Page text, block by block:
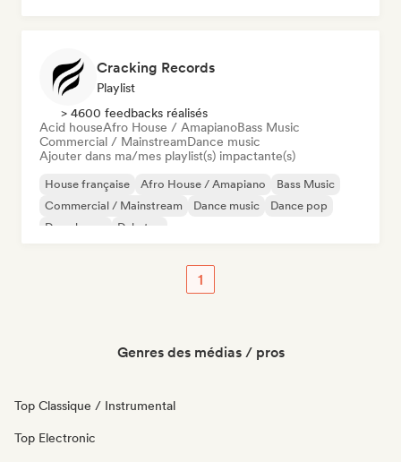
Cracking Records
Playlist
> 4600 feedbacks réalisés
Acid houseAfro House / AmapianoBass Music
Commercial / MainstreamDance music
Ajouter dans ma/mes playlist(s) impactante(s)
House française Afro House / Amapiano
Bass Music
Commercial / Mainstream
Dance music
Dance pop
Deep house
Dubstep
1
Genres des médias / pros
Top Classique / Instrumental
Top Electronic